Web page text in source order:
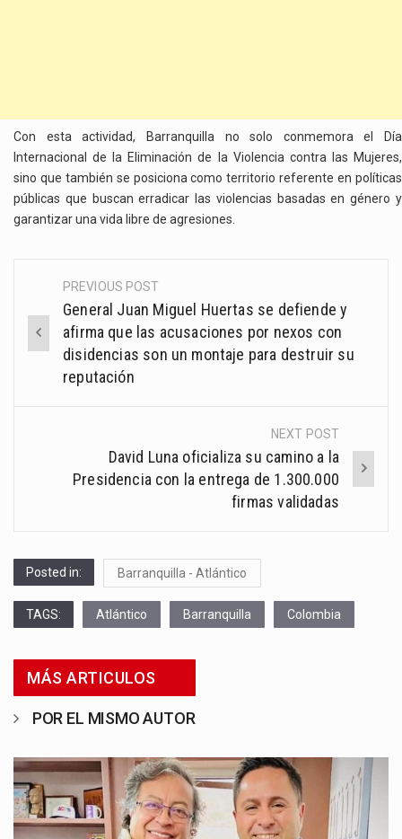
Con esta actividad, Barranquilla no solo conmemora el Día
Internacional de la Eliminación de la Violencia contra las Mujeres,
sino que también se posiciona como territorio referente en políticas
públicas que buscan erradicar las violencias basadas en género y
garantizar una vida libre de agresiones.
Post
navigation
PREVIOUS POST
General Juan Miguel Huertas se defiende y
afirma que las acusaciones por nexos con
disidencias son un montaje para destruir su
reputación
NEXT POST
David Luna oficializa su camino a la
Presidencia con la entrega de 1.300.000
firmas validadas
Posted in: Barranquilla - Atlántico
TAGS: Atlántico Barranquilla Colombia
MÁS ARTICULOS
POR EL MISMO AUTOR